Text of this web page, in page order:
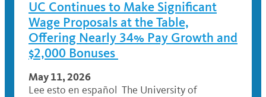
UC Continues to Make Significant
Wage Proposals at the Table,
Offering Nearly 34% Pay Growth and
$2,000 Bonuses
May 11, 2026
Lee esto en español The University of